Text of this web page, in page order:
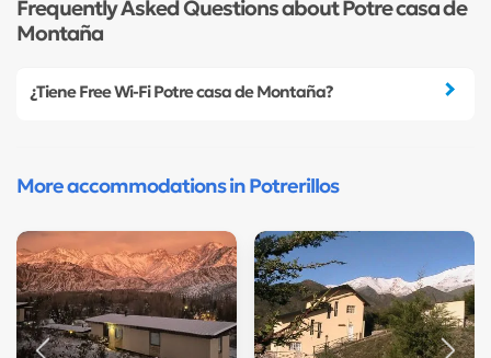
Frequently Asked Questions about Potre casa de
Montaña
¿Tiene Free Wi-Fi Potre casa de Montaña?
More accommodations in Potrerillos